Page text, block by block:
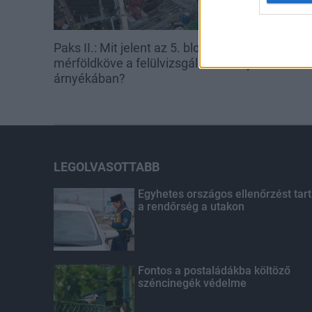
Paks II.: Mit jelent az 5. blokk új
mérföldköve a felülvizsgálat
árnyékában?
Nagy
LEGOLVASOTTABB
Egyhetes országos ellenőrzést tart
a rendőrség a utakon
Fontos a postaládákba költöző
széncinegék védelme